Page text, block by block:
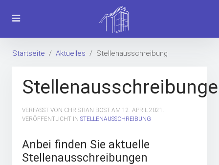
Startseite Aktuelles Stellenausschreibung
VERFASST VON CHRISTIAN BOST AM 12. APRIL 2021 .
VERÖFFENTLICHT IN STELLENAUSSCHREIBUNG
Anbei finden Sie aktuelle
Stellenausschreibungen